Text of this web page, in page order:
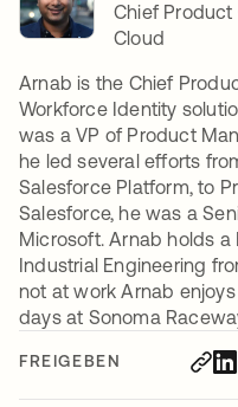
FREIGEBEN
Chief Product
Cloud
Arnab is the Chief
Workforce Identity
was a VP of Product
he led several efforts
Salesforce Platform, to
Salesforce, he was a
Microsoft. Arnab holds a
Industrial Engineering
not at work Arnab
days at Sonoma